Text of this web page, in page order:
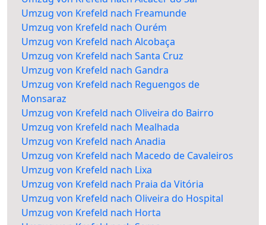
Umzug von Krefeld nach Freamunde
Umzug von Krefeld nach Ourém
Umzug von Krefeld nach Alcobaça
Umzug von Krefeld nach Santa Cruz
Umzug von Krefeld nach Gandra
Umzug von Krefeld nach Reguengos de
Monsaraz
Umzug von Krefeld nach Oliveira do Bairro
Umzug von Krefeld nach Mealhada
Umzug von Krefeld nach Anadia
Umzug von Krefeld nach Macedo de Cavaleiros
Umzug von Krefeld nach Lixa
Umzug von Krefeld nach Praia da Vitória
Umzug von Krefeld nach Oliveira do Hospital
Umzug von Krefeld nach Horta